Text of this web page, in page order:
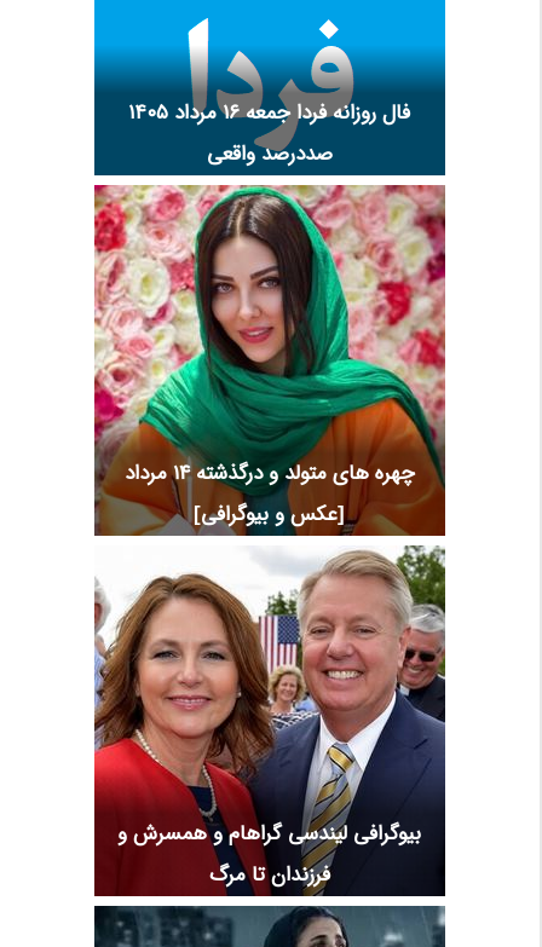
فال روزانه فردا جمعه ۱۶ مرداد ۱۴۰۵
صددرصد واقعی
چهره های متولد و درگذشته 14 مرداد
[عکس و بیوگرافی]
بیوگرافی لیندسی گراهام و همسرش و
فرزندان تا مرگ